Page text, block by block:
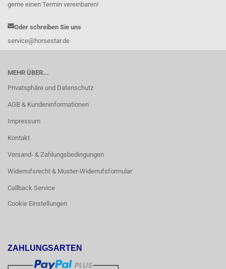
gerne einen Termin vereinbaren!
Oder schreiben Sie uns
service@horsestar.de
MEHR ÜBER...
Privatsphäre und Datenschutz
AGB & Kundeninformationen
Impressum
Kontakt
Versand- & Zahlungsbedingungen
Widerrufsrecht & Muster-Widerrufsformular
Callback Service
Cookie Einstellungen
ZAHLUNGSARTEN